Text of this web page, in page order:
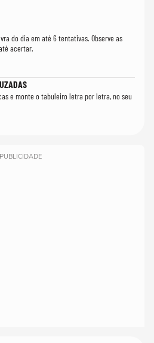
do dia em até 6 tentativas. Observe as
acertar.
e monte o tabuleiro letra por letra, no seu
PUBLICIDADE